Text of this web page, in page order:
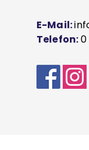
E-Mail:
Telefon:0